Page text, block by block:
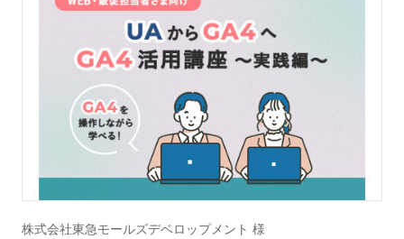
株式会社東急モールズデベロップメント 様